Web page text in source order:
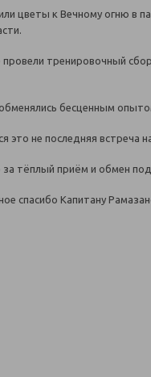
цветы к Вечному огню в
тренировочный
бесценным
это не последняя встреча
за тёплый приём и обмен
спасибо Капитану